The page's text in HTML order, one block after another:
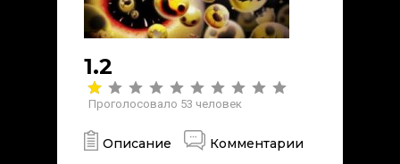
1.2
Проголосовало 53 человек
Описание Комментарии